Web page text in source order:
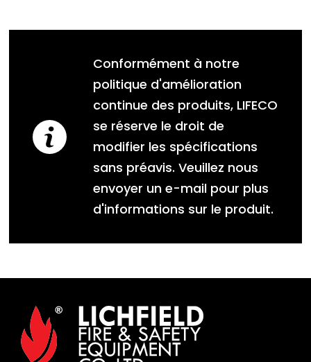
Conformément à notre
politique d'amélioration
continue des produits, LIFECO
se réserve le droit de
modifier les spécifications
sans préavis. Veuillez nous
envoyer un e-mail pour plus
d'informations sur le produit.